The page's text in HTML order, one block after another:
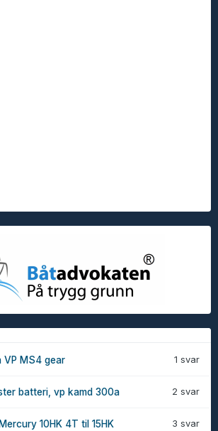
1 svar
VP MS4 gear
2 svar
batteri, vp kamd 300a
3 svar
10HK 4T til 15HK